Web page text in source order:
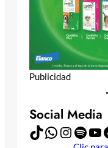
Publicidad
Social Media
TikTok WhatsApp Instagram Spotify YouTube